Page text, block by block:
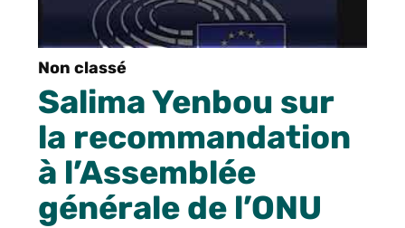
Non classé
Salima Yenbou sur
la recommandation
à l’Assemblée
générale de l’ONU